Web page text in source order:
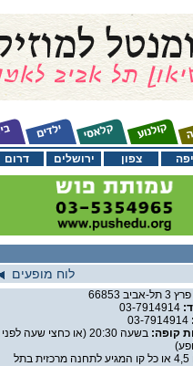
דרום ירושלים צפון
לוח מופעים
אביב 66853
03-7914914
03-7914914
קופה:
בשעה 20:30 (או כחצי שעה לפני
קו 4,5 או כל קו המגיע לתחנה מרכזית בתל